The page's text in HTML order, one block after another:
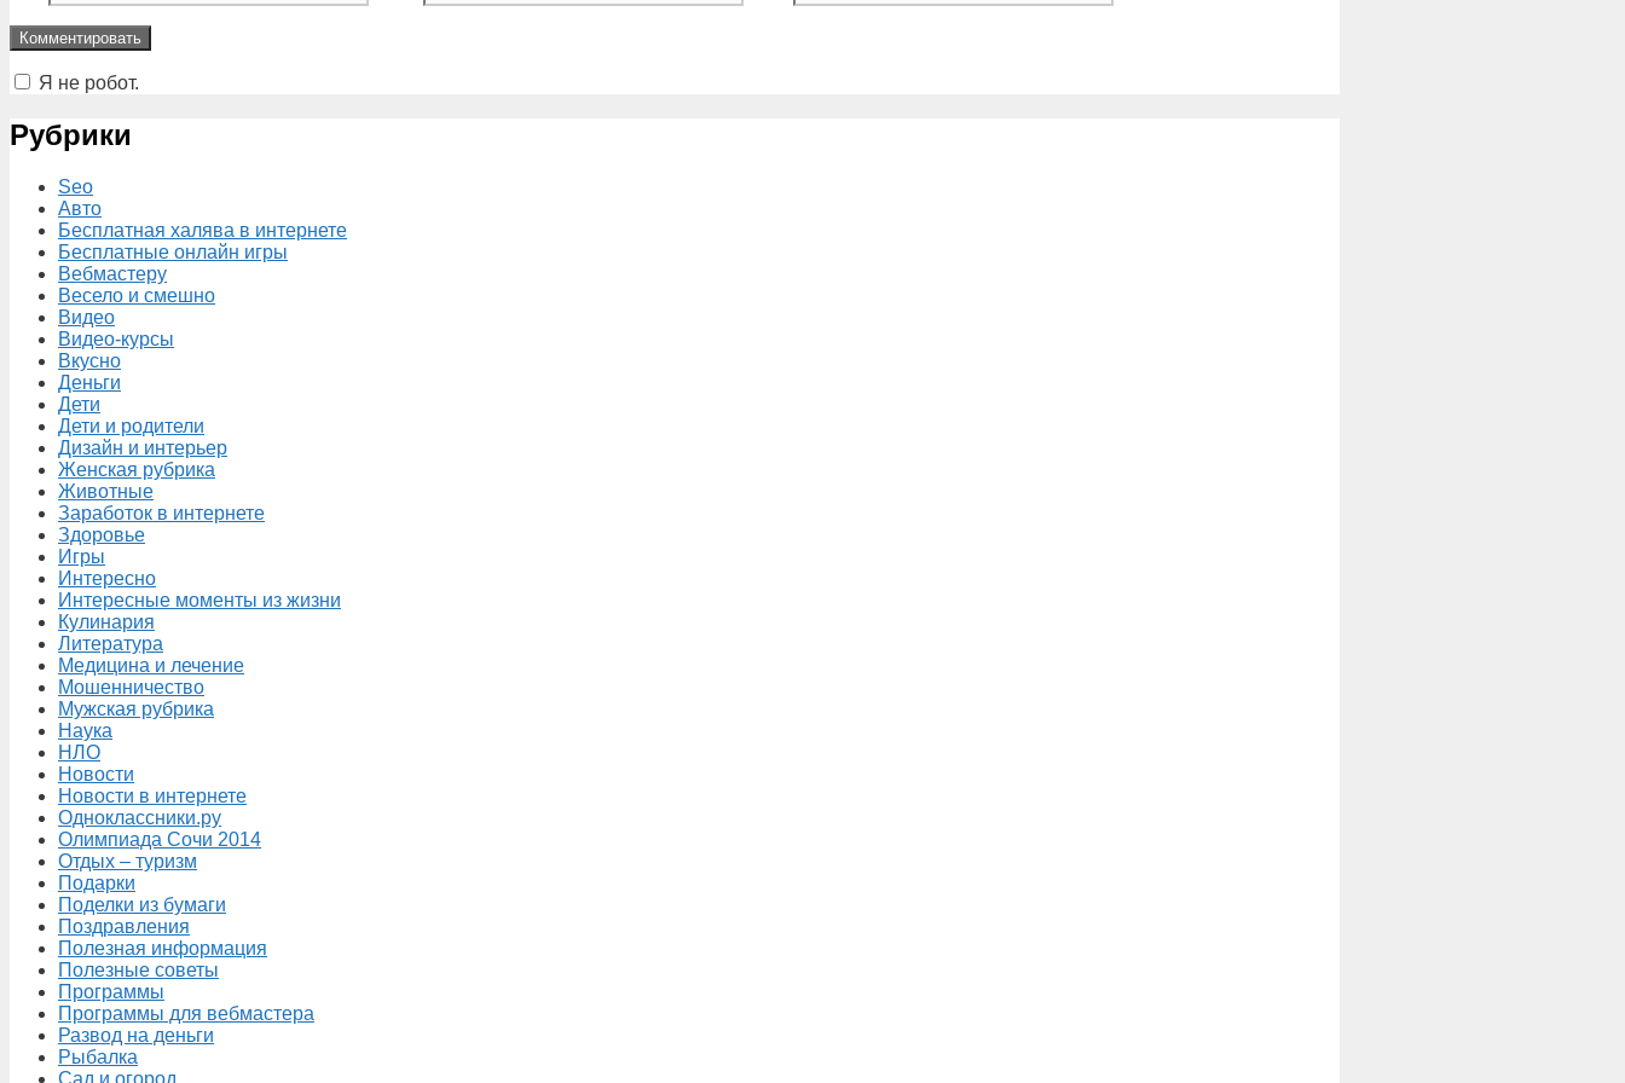
Я не робот.
Рубрики
Seo
Авто
Бесплатная халява в интернете
Бесплатные онлайн игры
Вебмастеру
Весело и смешно
Видео
Видео-курсы
Вкусно
Деньги
Дети
Дети и родители
Дизайн и интерьер
Женская рубрика
Животные
Заработок в интернете
Здоровье
Игры
Интересно
Интересные моменты из жизни
Кулинария
Литература
Медицина и лечение
Мошенничество
Мужская рубрика
Наука
НЛО
Новости
Новости в интернете
Одноклассники.ру
Олимпиада Сочи 2014
Отдых – туризм
Подарки
Поделки из бумаги
Поздравления
Полезная информация
Полезные советы
Программы
Программы для вебмастера
Развод на деньги
Рыбалка
Сад и огород